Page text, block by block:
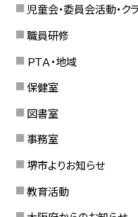
児童会・委員会活動・ク
職員研修
ＰＴＡ・地域
保健室
図書室
事務室
堺市よりお知らせ
教育活動